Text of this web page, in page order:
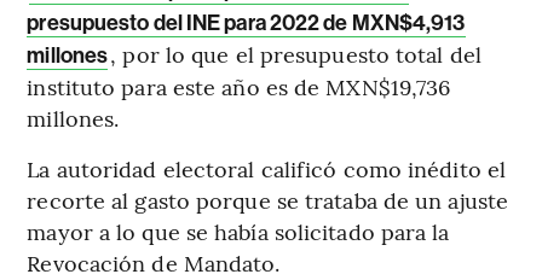
presupuesto del INE para 2022 de MXN$4,913
millones, por lo que el presupuesto total del
instituto para este año es de MXN$19,736
millones.
La autoridad electoral calificó como inédito el
recorte al gasto porque se trataba de un ajuste
mayor a lo que se había solicitado para la
Revocación de Mandato.